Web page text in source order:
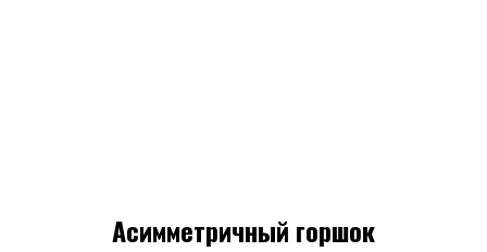
Асимметричный горшок